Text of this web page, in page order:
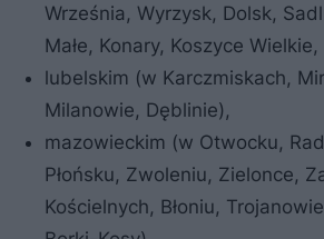
Września, Wyrzysk, Dolsk,
Małe, Konary, Koszyce Wielkie,
lubelskim (w Karczmiskach,
Milanowie, Dęblinie),
mazowieckim (w Otwocku,
Płońsku, Zwoleniu, Zielonce,
Kościelnych, Błoniu,